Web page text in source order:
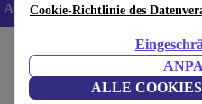
Cookie-Richtlinie des
ALLE
ANDROID8 -AGB
Haushalt Möbel
Blink Beistelltisch